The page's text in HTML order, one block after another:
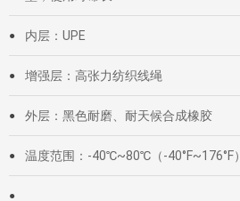
● 内层：UPE
● 增强层：高张力纺织线绳
● 外层：黑色耐磨、耐天候合成橡胶
● 温度范围：-40℃~80℃（-40°F~176°F）
●